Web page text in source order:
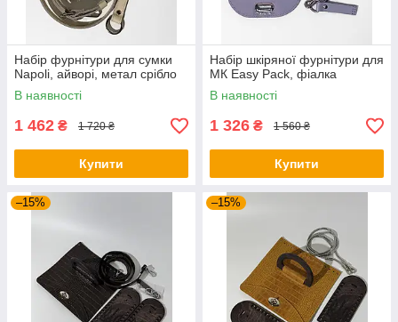
Набір фурнітури для сумки
Napoli, айворі, метал срібло
В наявності
1 462 ₴ 1 720 ₴
Купити
Набір шкіряної фурнітури для
МК Easy Pack, фіалка
В наявності
1 326 ₴ 1 560 ₴
Купити
–15% –15%